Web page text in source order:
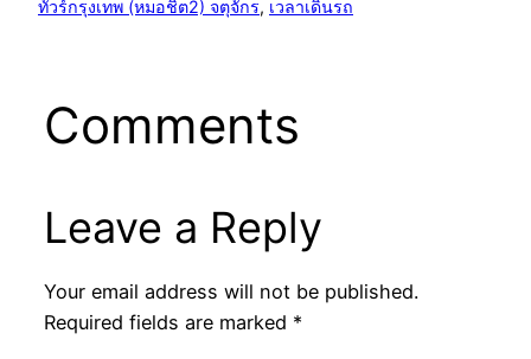
ทัวร์กรุงเทพ (หมอชิต2) จตุจักร, เวลาเดินรถ
Comments
Leave a Reply
Your email address will not be published.
Required fields are marked *